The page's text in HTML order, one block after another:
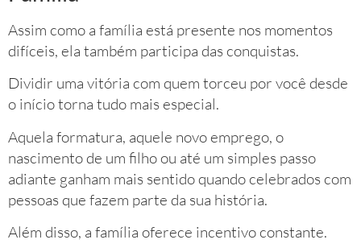
Assim como a família está presente nos momentos
difíceis, ela também participa das conquistas.
Dividir uma vitória com quem torceu por você desde
o início torna tudo mais especial.
Aquela formatura, aquele novo emprego, o
nascimento de um filho ou até um simples passo
adiante ganham mais sentido quando celebrados com
pessoas que fazem parte da sua história.
Além disso, a família oferece incentivo constante.